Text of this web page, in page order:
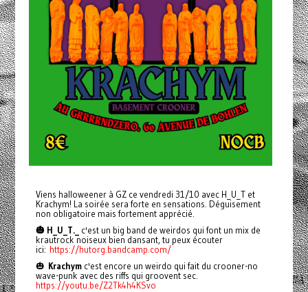
Viens halloweener à GZ ce vendredi 31/10 avec H_U_T et
Krachym! La soirée sera forte en sensations. Déguisement
non obligatoire mais fortement apprécié.
🎃 H_U_T._
c'est un big band de weirdos qui font un mix de
krautrock noiseux bien dansant, tu peux écouter
ici: https://hutorg.bandcamp.com/
🎃 Krachymc'est encore un weirdo qui fait du crooner-no
wave-punk avec des riffs qui groovent sec.
https://youtu.be/Z2Tk4h4KSvo